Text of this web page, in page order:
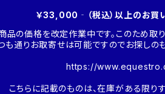
￥33,000‐（税込）以上のお買
の価格を改定作業中です。このため取
も通りお取寄せは可能ですのでお探しの
https://
こちらに記載のものは、在庫がある限り